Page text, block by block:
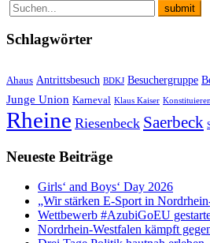
Schlagwörter
Ahaus Antrittsbesuch BDKJ Besuchergruppe
Junge Union Karneval Klaus Kaiser
Rheine Riesenbeck Saerbeck
Neueste Beiträge
Girls‘ and Boys‘ Day 2026
„Wir stärken E-Sport in
Wettbewerb #AzubiGoEU
Nordrhein-Westfalen kämpft